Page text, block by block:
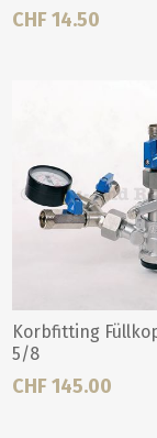
CHF 14.50
Korbfitting
5/8
CHF 145.00